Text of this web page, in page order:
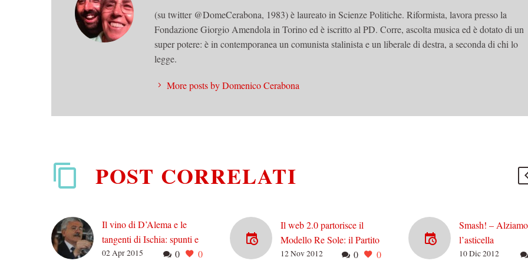
(su twitter @DomeCerabona, 1983) è laureato in Scienze Politiche. Riformista, lavora presso la
Fondazione Giorgio Amendola in Torino ed è iscritto al PD. Corre, ascolta musica ed è dotato di un
super potere: è in contemporanea un comunista stalinista e un liberale di destra, a seconda di chi lo
legge.
More posts by Domenico Cerabona
POST CORRELATI
Il vino di D’Alema e le
tangenti di Ischia: spunti e
riassunti di una scomoda
0 0
02 Apr 2015
Il web 2.0 partorisce il
Modello Re Sole: il Partito
sono io.
0 0
12 Nov 2012
Smash! – Alziamo
l’asticella
Nei sondaggi il
10 Dic 2012